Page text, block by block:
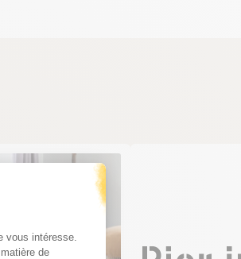
:
vous intéresse.
de